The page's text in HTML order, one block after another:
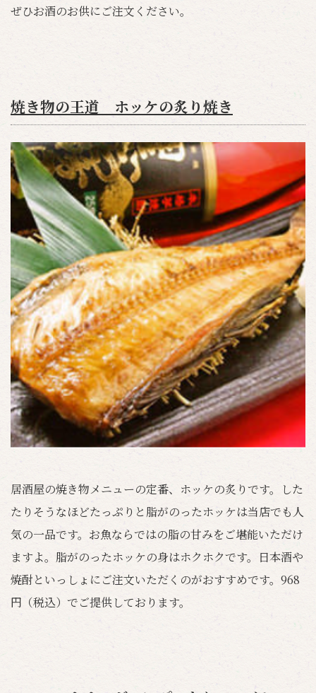
ぜひお酒のお供にご注文ください。
焼き物の王道 ホッケの炙り焼き
居酒屋の焼き物メニューの定番、ホッケの炙りです。した
たりそうなほどたっぷりと脂がのったホッケは当店でも人
気の一品です。お魚ならではの脂の甘みをご堪能いただけ
ますよ。脂がのったホッケの身はホクホクです。日本酒や
焼酎といっしょにご注文いただくのがおすすめです。968
円（税込）でご提供しております。